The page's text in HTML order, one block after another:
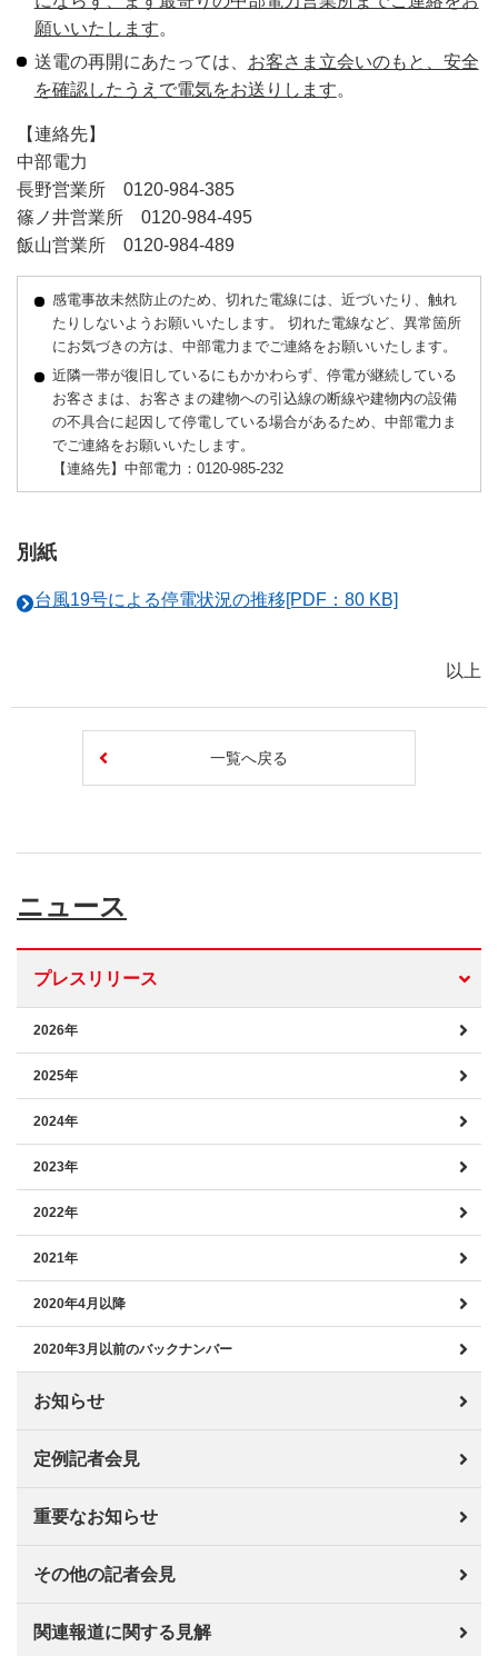
願いいたします。
送電の再開にあたっては、 お客さま立会いのもと、安全
を確認したうえで電気をお送りします。
【連絡先】
中部電力
長野営業所 0120-984-385
篠ノ井営業所 0120-984-495
飯山営業所 0120-984-489
感電事故未然防止のため、切れた電線には、近づいたり、触れ
たりしないようお願いいたします。 切れた電線など、異常箇所
にお気づきの方は、中部電力までご連絡をお願いいたします。
近隣一帯が復旧しているにもかかわらず、停電が継続している
お客さまは、お客さまの建物への引込線の断線や建物内の設備
の不具合に起因して停電している場合があるため、中部電力ま
でご連絡をお願いいたします。
【連絡先】中部電力：0120-985-232
別紙
台風19号による停電状況の推移[PDF：80 KB]
以上
一覧へ戻る
ニュース
プレスリリース
2026年
2025年
2024年
2023年
2022年
2021年
2020年4月以降
2020年3月以前のバックナンバー
お知らせ
定例記者会見
重要なお知らせ
その他の記者会見
関連報道に関する見解